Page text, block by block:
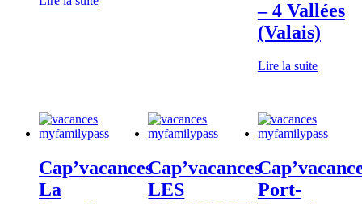
– 4 Vallées
(Valais)
Lire la suite
Cap’vacances
La
Cap’vacances
LES
Port-